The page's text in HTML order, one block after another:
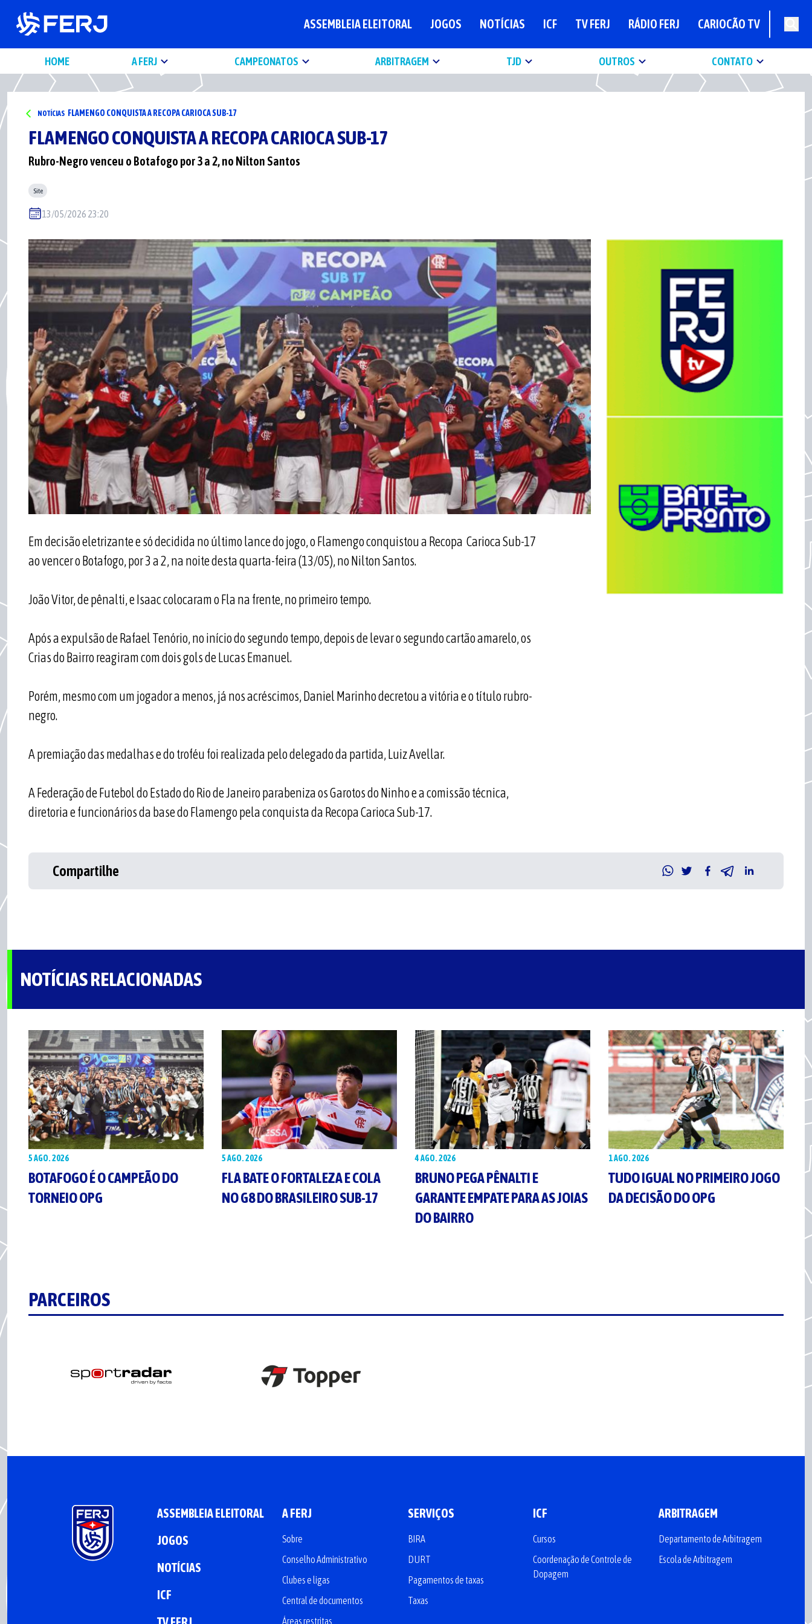
ASSEMBLEIA ELEITORAL JOGOS NOTÍCIAS ICF TV FERJ RÁDIO FERJ CARIOCÃO TV
HOME A FERJ CAMPEONATOS ARBITRAGEM TJD OUTROS CONTATO
NOTÍCIAS FLAMENGO CONQUISTA A RECOPA CARIOCA SUB-17
FLAMENGO CONQUISTA A RECOPA CARIOCA SUB-17
Rubro-Negro venceu o Botafogo por 3 a 2, no Nilton Santos
Site
13/05/2026 23:20
Em decisão eletrizante e só decidida no último lance do jogo, o Flamengo conquistou a Recopa Carioca Sub-17
ao vencer o Botafogo, por 3 a 2, na noite desta quarta-feira (13/05), no Nilton Santos.
João Vitor, de pênalti, e Isaac colocaram o Fla na frente, no primeiro tempo.
Após a expulsão de Rafael Tenório, no início do segundo tempo, depois de levar o segundo cartão amarelo, os
Crias do Bairro reagiram com dois gols de Lucas Emanuel.
Porém, mesmo com um jogador a menos, já nos acréscimos, Daniel Marinho decretou a vitória e o título rubro-
negro.
A premiação das medalhas e do troféu foi realizada pelo delegado da partida, Luiz Avellar.
A Federação de Futebol do Estado do Rio de Janeiro parabeniza os Garotos do Ninho e a comissão técnica,
diretoria e funcionários da base do Flamengo pela conquista da Recopa Carioca Sub-17.
Compartilhe
NOTÍCIAS RELACIONADAS
5 AGO. 2026
BOTAFOGO É O CAMPEÃO DO
TORNEIO OPG
5 AGO. 2026
FLA BATE O FORTALEZA E COLA
NO G8 DO BRASILEIRO SUB-17
4 AGO. 2026
BRUNO PEGA PÊNALTI E
GARANTE EMPATE PARA AS JOIAS
DO BAIRRO
1 AGO. 2026
TUDO IGUAL NO PRIMEIRO JOGO
DA DECISÃO DO OPG
PARCEIROS
ASSEMBLEIA ELEITORAL
JOGOS
NOTÍCIAS
ICF
A FERJ
Sobre
Conselho Administrativo
Clubes e ligas
Central de documentos
Áreas restritas
SERVIÇOS
BIRA
DURT
Pagamentos de taxas
Taxas
ICF
Cursos
Coordenação de Controle de
Dopagem
ARBITRAGEM
Departamento de Arbitragem
Escola de Arbitragem